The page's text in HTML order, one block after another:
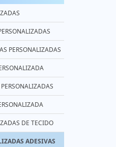
PERSONALIZADAS
DE TECIDO
ADESIVAS